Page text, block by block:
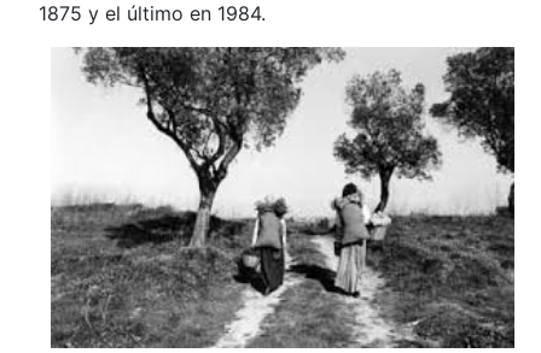
1875 y el último en 1984.